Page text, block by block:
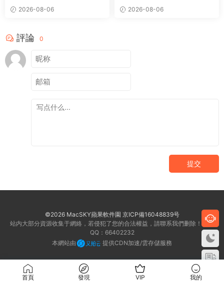
整理工具
2026-08-06
端應用程序
2026-08-06
評論 0
提交
©2026 MacSKY蘋果軟件園 京ICP備16048839号
站内大部分資源收集于網絡，若侵犯了您的合法權益，請聯系我們删除！客服
QQ：66402232
本網站由
提供CDN加速/雲存儲服務
首頁 發現 VIP 我的